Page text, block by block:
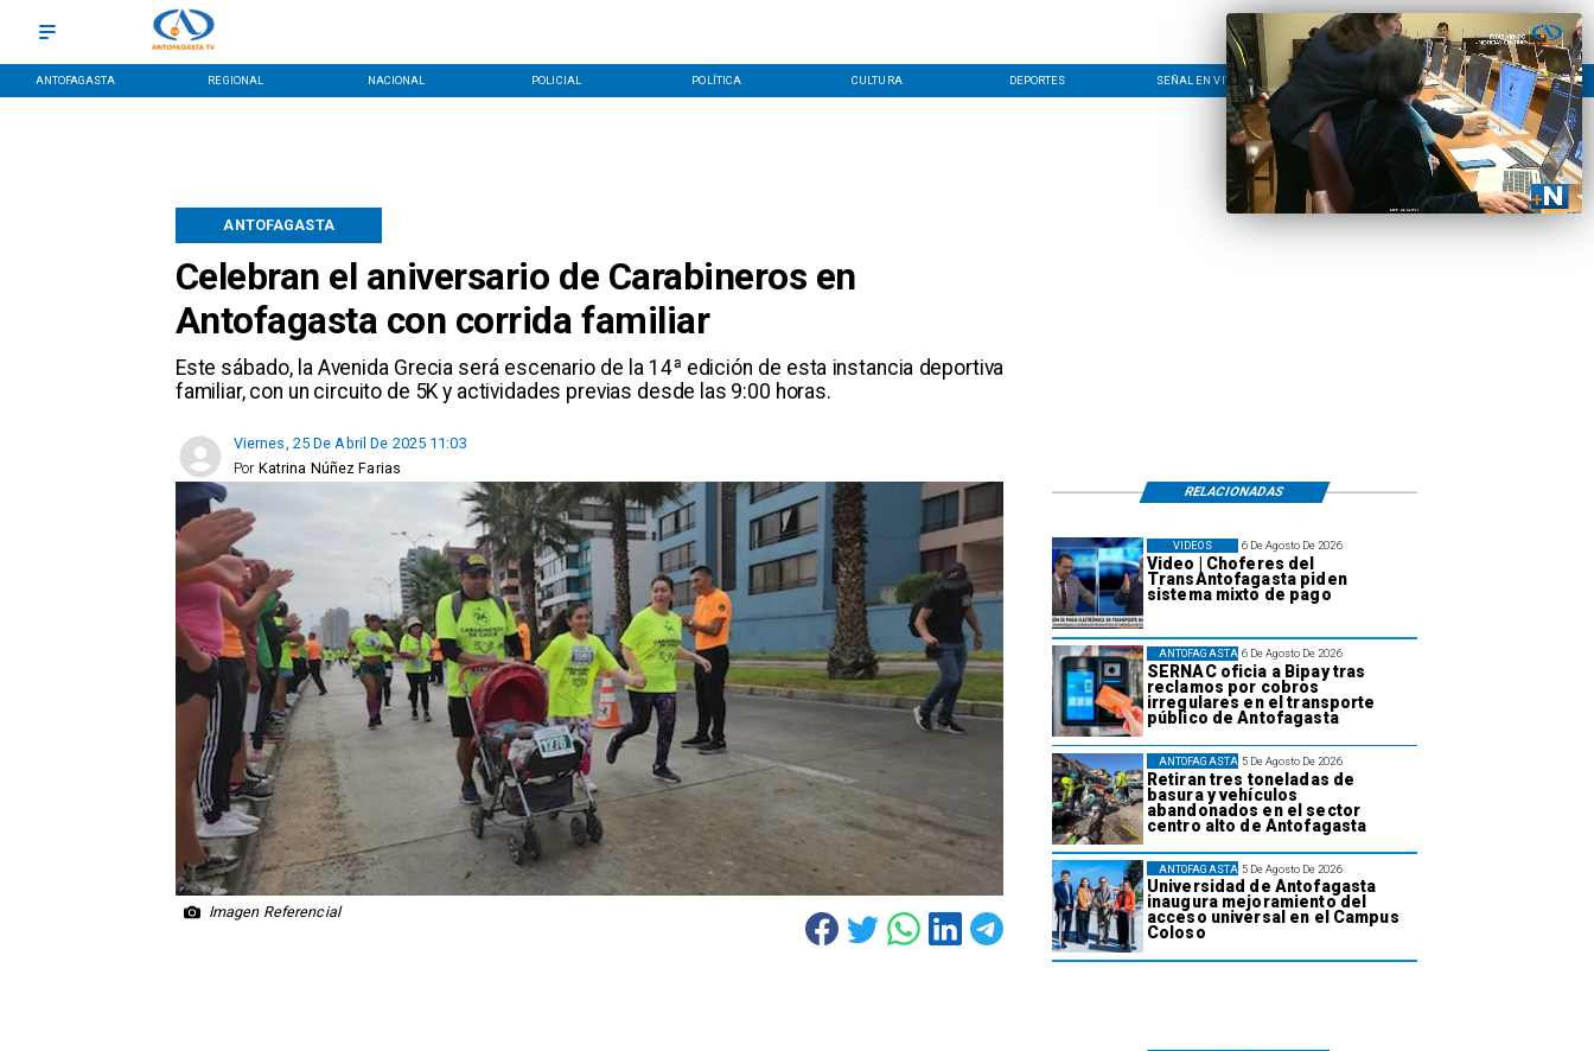
ANTOFAGASTA REGIONAL NACIONAL POLICIAL POLÍTICA CULTURA DEPORTES SEÑAL EN VIVO LÍNEA EDITORIAL
Celebran el aniversario de Carabineros en
Antofagasta con corrida familiar
​Este sábado, la Avenida Grecia será escenario de la 14ª edición de esta instancia deportiva
familiar, con un circuito de 5K y actividades previas desde las 9:00 horas.
ANTOFAGASTA
Viernes, 25 De Abril De 2025 11:03
Katrina Núñez Farias
Por
Imagen Referencial
6 De Agosto De 2026
Video | Choferes del
TransAntofagasta piden
sistema mixto de pago
VIDEOS
6 De Agosto De 2026
SERNAC oficia a Bipay tras
reclamos por cobros
irregulares en el transporte
público de Antofagasta
ANTOFAGASTA
5 De Agosto De 2026
Retiran tres toneladas de
basura y vehículos
abandonados en el sector
centro alto de Antofagasta
ANTOFAGASTA
5 De Agosto De 2026
Universidad de Antofagasta
inaugura mejoramiento del
acceso universal en el Campus
Coloso
ANTOFAGASTA
RELACIONADAS